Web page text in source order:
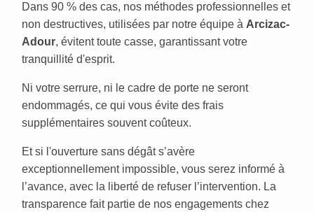
Dans 90 % des cas, nos méthodes professionnelles et
non destructives, utilisées par notre équipe à Arcizac-
Adour, évitent toute casse, garantissant votre
tranquillité d'esprit.
Ni votre serrure, ni le cadre de porte ne seront
endommagés, ce qui vous évite des frais
supplémentaires souvent coûteux.
Et si l'ouverture sans dégât s’avère
exceptionnellement impossible, vous serez informé à
l’avance, avec la liberté de refuser l’intervention. La
transparence fait partie de nos engagements chez